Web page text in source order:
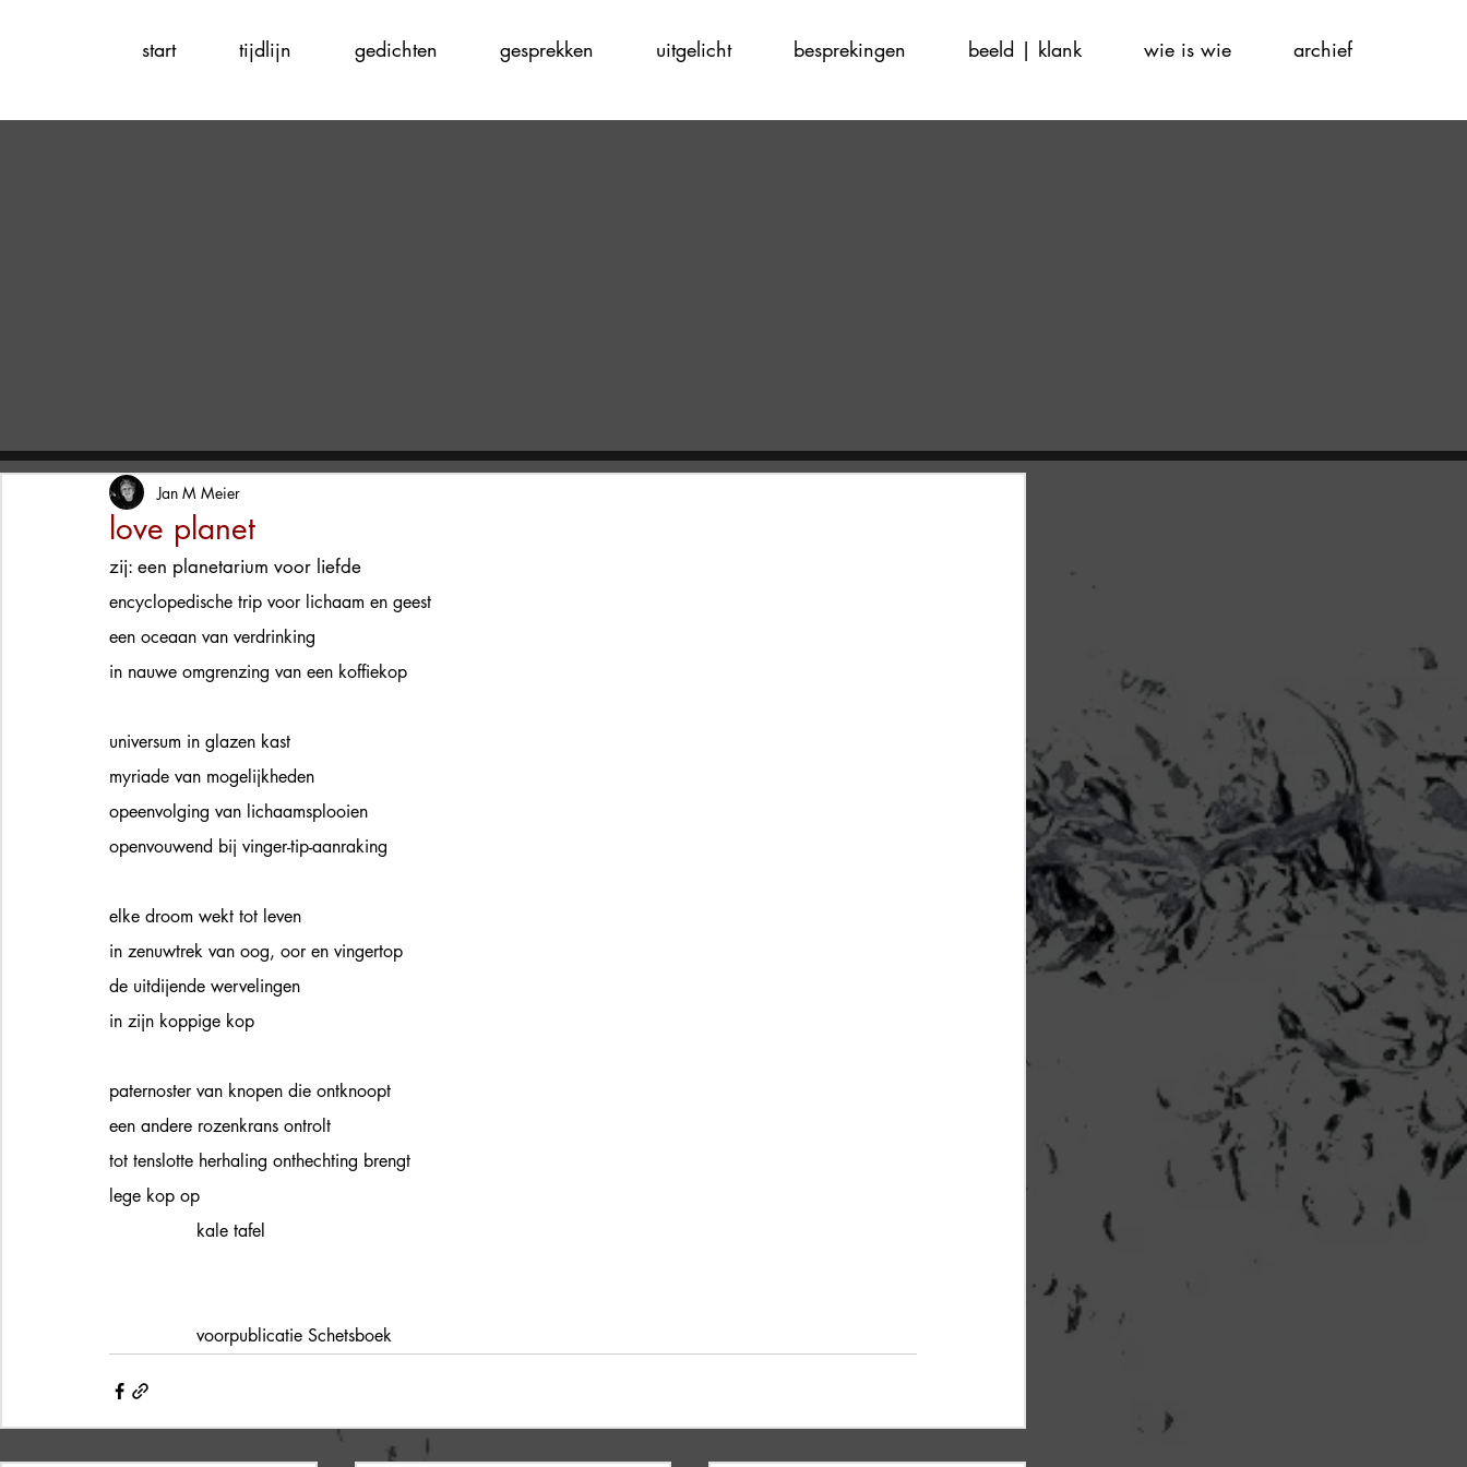
start tijdlijn gedichten gesprekken uitgelicht besprekingen beeld | klank wie is wie archief
love planet
Jan M Meier
zij: een planetarium voor liefde
encyclopedische trip voor lichaam en geest
een oceaan van verdrinking
in nauwe omgrenzing van een koffiekop
universum in glazen kast
myriade van mogelijkheden
opeenvolging van lichaamsplooien
openvouwend bij vinger-tip-aanraking
elke droom wekt tot leven
in zenuwtrek van oog, oor en vingertop
de uitdijende wervelingen
in zijn koppige kop
paternoster van knopen die ontknoopt
een andere rozenkrans ontrolt
tot tenslotte herhaling onthechting brengt
lege kop op
kale tafel
voorpublicatie Schetsboek